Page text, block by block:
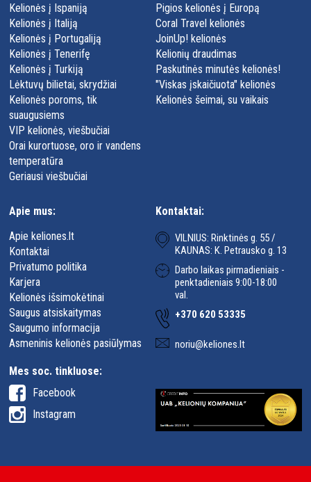
Kelionės į Ispaniją
Kelionės į Italiją
Kelionės į Portugaliją
Kelionės į Tenerifę
Kelionės į Turkiją
Lėktuvų bilietai, skrydžiai
Kelionės poroms, tik
suaugusiems
VIP kelionės, viešbučiai
Orai kurortuose, oro ir vandens
temperatūra
Geriausi viešbučiai
Pigios kelionės į Europą
Coral Travel kelionės
JoinUp! kelionės
Kelionių draudimas
Paskutinės minutės kelionės!
"Viskas įskaičiuota" kelionės
Kelionės šeimai, su vaikais
Kontaktai:
VILNIUS: Rinktinės g. 55 /
KAUNAS: K. Petrausko g. 13
Darbo laikas pirmadieniais -
penktadieniais 9:00-18:00
val.
+370 620 53335
noriu@keliones.lt
Apie mus:
Apie keliones.lt
Kontaktai
Privatumo politika
Karjera
Kelionės išsimokėtinai
Saugus atsiskaitymas
Saugumo informacija
Asmeninis kelionės pasiūlymas
Mes soc. tinkluose:
Facebook
Instagram